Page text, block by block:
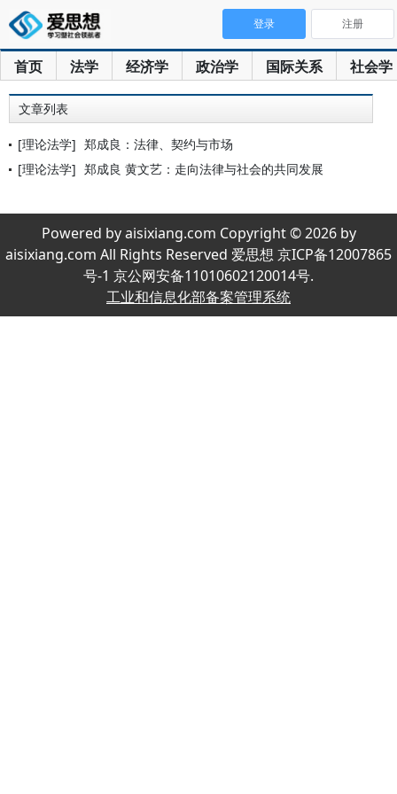
首页 法学 经济学 政治学 国际关系 社会学
登录 注册
文章列表
[理论法学] 郑成良：法律、契约与市场
[理论法学] 郑成良 黄文艺：走向法律与社会的共同发展
Powered by aisixiang.com Copyright © 2026 by
aisixiang.com All Rights Reserved 爱思想 京ICP备12007865
号-1 京公网安备11010602120014号.
工业和信息化部备案管理系统